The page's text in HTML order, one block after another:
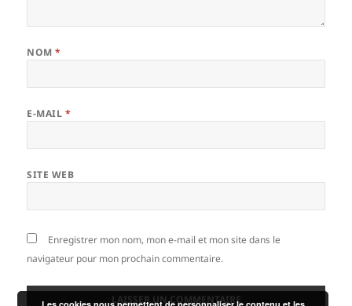
NOM*
E-MAIL *
SITE WEB
Enregistrer mon nom, mon e-mail et mon site dans le
navigateur pour mon prochain commentaire.